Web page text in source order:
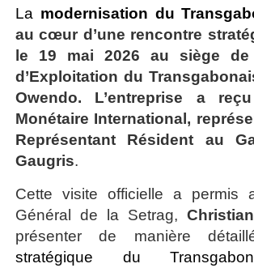
La modernisation du
au cœur d’une rencontre
le 19 mai 2026 au siège de
d’Exploitation du
Owendo. L’entreprise a
Monétaire International,
Représentant Résident au
Gaugris.
Cette visite officielle a permis
Général de la Setrag,
présenter de manière
stratégique du